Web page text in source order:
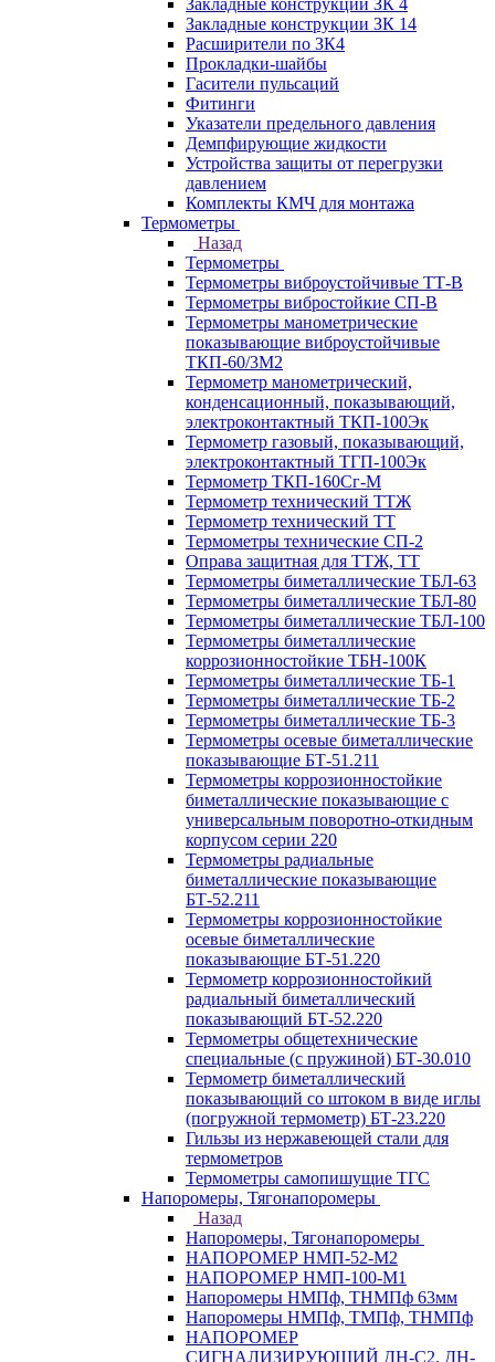
Закладные конструкции ЗК 4
Закладные конструкции ЗК 14
Расширители по ЗК4
Прокладки-шайбы
Гасители пульсаций
Фитинги
Указатели предельного давления
Демпфирующие жидкости
Устройства защиты от перегрузки
давлением
Комплекты КМЧ для монтажа
Термометры
Назад
Термометры
Термометры виброустойчивые ТТ-В
Термометры вибростойкие СП-В
Термометры манометрические
показывающие виброустойчивые
ТКП-60/3М2
Термометр манометрический,
конденсационный, показывающий,
электроконтактный ТКП-100Эк
Термометр газовый, показывающий,
электроконтактный ТГП-100Эк
Термометр ТКП-160Сг-М
Термометр технический ТТЖ
Термометр технический ТТ
Термометры технические СП-2
Оправа защитная для ТТЖ, ТТ
Термометры биметаллические ТБЛ-63
Термометры биметаллические ТБЛ-80
Термометры биметаллические ТБЛ-100
Термометры биметаллические
коррозионностойкие ТБН-100К
Термометры биметаллические ТБ-1
Термометры биметаллические ТБ-2
Термометры биметаллические ТБ-3
Термометры осевые биметаллические
показывающие БТ-51.211
Термометры коррозионностойкие
биметаллические показывающие с
универсальным поворотно-откидным
корпусом серии 220
Термометры радиальные
биметаллические показывающие
БТ-52.211
Термометры коррозионностойкие
осевые биметаллические
показывающие БТ-51.220
Термометр коррозионностойкий
радиальный биметаллический
показывающий БТ-52.220
Термометры общетехнические
специальные (с пружиной) БТ-30.010
Термометр биметаллический
показывающий со штоком в виде иглы
(погружной термометр) БТ-23.220
Гильзы из нержавеющей стали для
термометров
Термометры самопишущие ТГС
Напоромеры, Тягонапоромеры
Назад
Напоромеры, Тягонапоромеры
НАПОРОМЕР НМП-52-М2
НАПОРОМЕР НМП-100-М1
Напоромеры НМПф, ТНМПф 63мм
Напоромеры НМПф, ТМПф, ТНМПф
НАПОРОМЕР
СИГНАЛИЗИРУЮЩИЙ ДН-С2, ДН-